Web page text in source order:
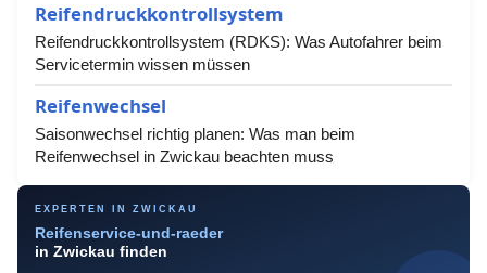
Reifendruckkontrollsystem
Reifendruckkontrollsystem (RDKS): Was Autofahrer beim
Servicetermin wissen müssen
Reifenwechsel
Saisonwechsel richtig planen: Was man beim
Reifenwechsel in Zwickau beachten muss
EXPERTEN IN ZWICKAU
Reifenservice-und-raeder
in Zwickau finden